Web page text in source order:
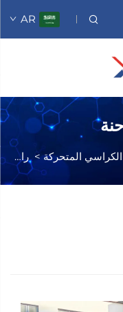
AR
الكراسي المتحركة>رافع الكراسي المتحركة للشاحنات الصغيرة